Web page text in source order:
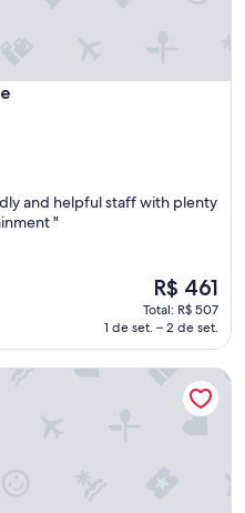
and helpful staff with plenty
"
O
preço
é
R$ 461
R$ 461
Total: R$ 507
1 de set. – 2 de set.
Rooms – VISION